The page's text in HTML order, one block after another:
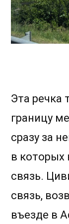
Эта речка
границу
сразу за
в которых
связь.
связь,
въезде в